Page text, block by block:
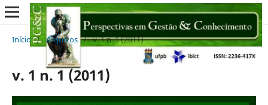
Início / Arquivos / v. 1 n. 1 (2011)
v. 1 n. 1 (2011)